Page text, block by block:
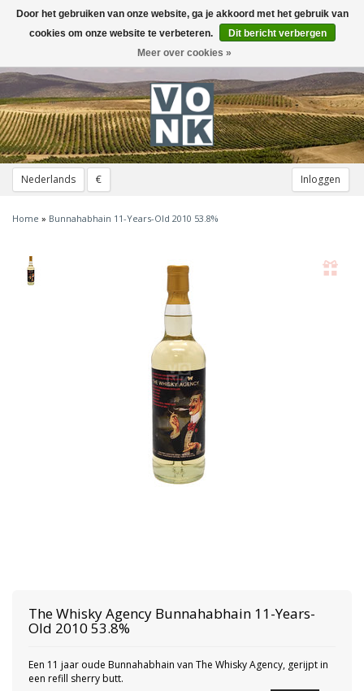
Nederlands € Inloggen
Toggle
navigation
Home » Bunnahabhain 11-Years-Old 2010 53.8%
The Whisky Agency Bunnahabhain 11-Years-
Old 2010 53.8%
Een 11 jaar oude Bunnahabhain van The Whisky Agency, gerijpt in
een refill sherry butt.
Door het gebruiken van onze website, ga je akkoord met het gebruik van
cookies om onze website te verbeteren.
Dit bericht verbergen
Meer over cookies »